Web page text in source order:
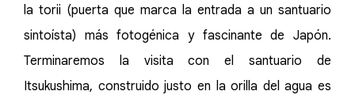
la torii (puerta que marca la entrada a un santuario
sintoísta) más fotogénica y fascinante de Japón.
Terminaremos la visita con el santuario de
Itsukushima, construido justo en la orilla del agua es